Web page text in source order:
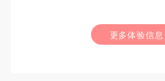
更多体验信息